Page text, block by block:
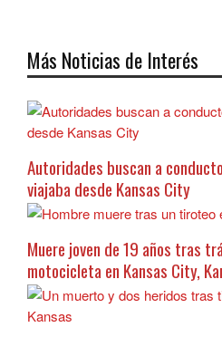
Más Noticias de Interés
Autoridades buscan a
viajaba desde Kansas City
Muere joven de 19 años tras
motocicleta en Kansas City,